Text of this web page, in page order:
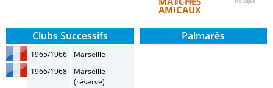
AMICAUX
Clubs Successifs
1965/1966
Marseille
1966/1968
Marseille
(réserve)
Palmarès